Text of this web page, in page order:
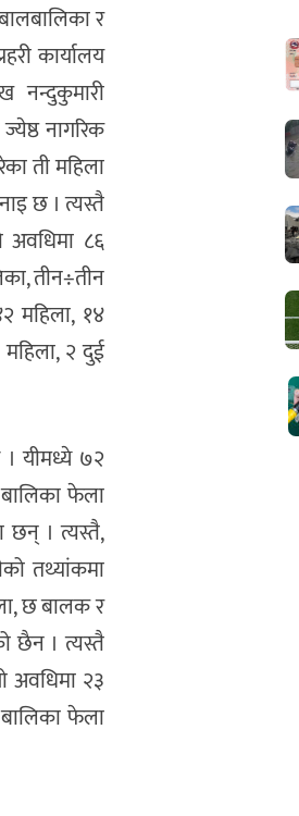
र
कार्यालय
नन्दुकुमारी
नागरिक
ती महिला
छ । त्यस्तै
८६
तीन÷तीन
महिला, १४
२ दुई
यीमध्ये ७२
फेला
छन् । त्यस्तै,
तथ्यांकमा
छ बालक र
छैन । त्यस्तै
अवधिमा २३
फेला